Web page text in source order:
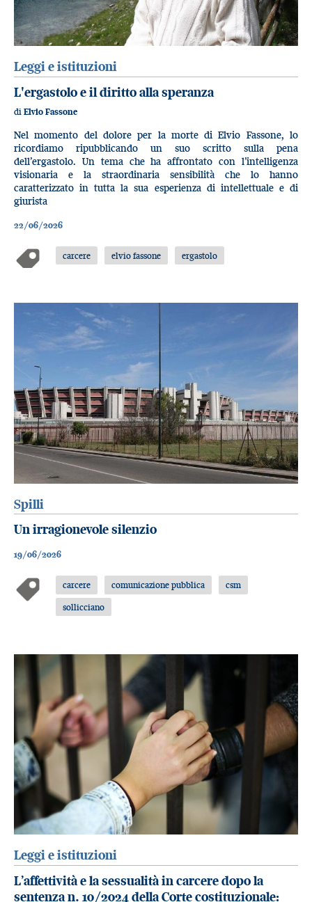
Leggi e istituzioni
L'ergastolo e il diritto alla speranza
di Elvio Fassone
Nel momento del dolore per la morte di Elvio Fassone, lo
ricordiamo ripubblicando un suo scritto sulla pena
dell’ergastolo. Un tema che ha affrontato con l’intelligenza
visionaria e la straordinaria sensibilità che lo hanno
caratterizzato in tutta la sua esperienza di intellettuale e di
giurista
22/06/2026
carcere elvio fassone ergastolo
Spilli
Un irragionevole silenzio
19/06/2026
carcere comunicazione pubblica
csm
sollicciano
Leggi e istituzioni
L’affettività e la sessualità in carcere dopo la
sentenza n. 10/2024 della Corte costituzionale: